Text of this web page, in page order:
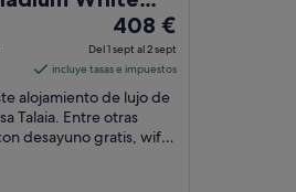
& Spa - All
El
precio
es
de
408 €
por
408 €
Del 1 sept al 2 sept
incluye tasas e impuestos
alojamiento de lujo de
Talaia. Entre otras
desayuno gratis, wifi